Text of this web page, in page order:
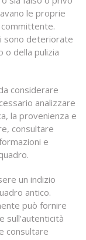
le proprie
sono deteriorate
o della pulizia
considerare
analizzare
la provenienza e
consultare
e
un indizio
antico.
può fornire
sull’autenticità
consultare